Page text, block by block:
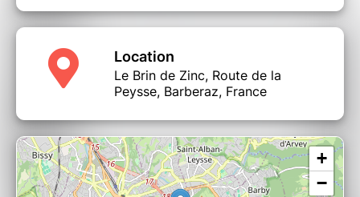
Gypsy Jazz au Swing,en passant par leSurf
d’innover et d’élargir son univers musical.
Location
Le Brin de Zinc, Route de la
Peysse, Barberaz, France
+
−